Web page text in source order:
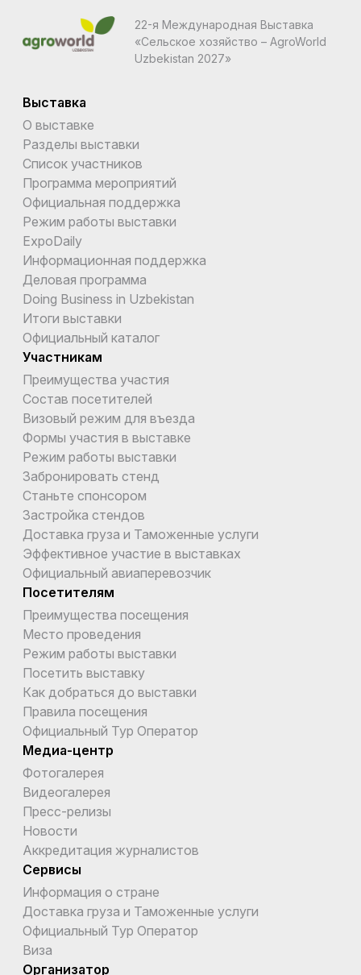
22-я Международная Выставка
«Сельское хозяйство – AgroWorld
Uzbekistan 2027»
Выставка
О выставке
Разделы выставки
Список участников
Программа мероприятий
Официальная поддержка
Режим работы выставки
ExpoDaily
Информационная поддержка
Деловая программа
Doing Business in Uzbekistan
Итоги выставки
Официальный каталог
Участникам
Преимущества участия
Состав посетителей
Визовый режим для въезда
Формы участия в выставке
Режим работы выставки
Забронировать стенд
Станьте спонсором
Застройка стендов
Доставка груза и Таможенные услуги
Эффективное участие в выставках
Официальный авиаперевозчик
Посетителям
Преимущества посещения
Место проведения
Режим работы выставки
Посетить выставку
Как добраться до выставки
Правила посещения
Официальный Тур Оператор
Медиа-центр
Фотогалерея
Видеогалерея
Пресс-релизы
Новости
Аккредитация журналистов
Сервисы
Информация о стране
Доставка груза и Таможенные услуги
Официальный Тур Оператор
Виза
Организатор